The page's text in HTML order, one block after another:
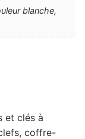
blanche,
et clés à
coffre-